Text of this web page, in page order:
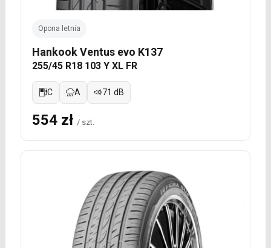
Opona letnia
Hankook Ventus evo K137
255/45 R18 103 Y XL FR
C A 71 dB
554 zł / szt.